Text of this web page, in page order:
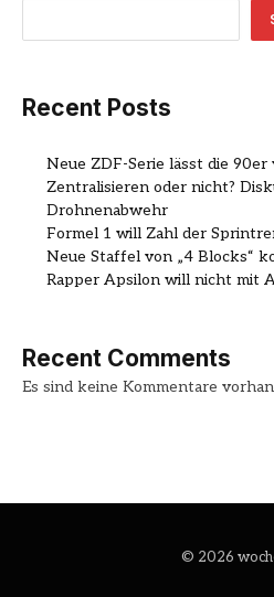
Recent Posts
Neue ZDF-Serie lässt die 90er
Zentralisieren oder nicht?
Drohnenabwehr
Formel 1 will Zahl der
Neue Staffel von „4 Blocks“
Rapper Apsilon will nicht mit
Recent Comments
Es sind keine Kommentare
© 2026